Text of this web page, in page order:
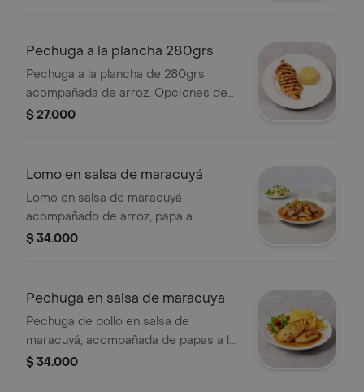
Pechuga a la plancha 280grs
Pechuga a la plancha de 280grs
acompañada de arroz. Opciones de
papa francesa o criolla y ensalada.
$ 27.000
Lomo en salsa de maracuyá
Lomo en salsa de maracuyá
acompañado de arroz, papa a
elección (francesa o criolla) y
$ 34.000
Pechuga en salsa de maracuya
Pechuga de pollo en salsa de
maracuyá, acompañada de papas a la
francesa y ensalada. Opción de arroz
$ 34.000